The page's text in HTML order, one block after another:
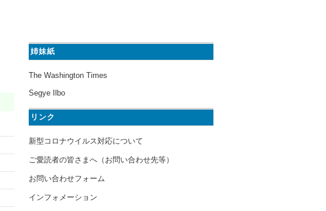
姉妹紙
The Washington Times
Segye Ilbo
リンク
新型コロナウイルス対応について
ご愛読者の皆さまへ（お問い合わせ先等）
お問い合わせフォーム
インフォメーション